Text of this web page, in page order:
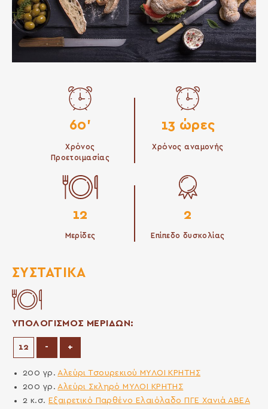
60'
Χρόνος
Προετοιμασίας
13 ώρες
Χρόνος αναμονής
12
Μερίδες
2
Επίπεδο δυσκολίας
ΣΥΣΤΑΤΙΚΆ
ΥΠΟΛΟΓΙΣΜΟΣ ΜΕΡΙΔΩΝ:
- Μείωση μερίδων
+Αύξηση μερίδων
200 γρ. Αλεύρι Τσουρεκιού ΜΥΛΟΙ ΚΡΗΤΗΣ
200 γρ. Αλεύρι Σκληρό ΜΥΛΟΙ ΚΡΗΤΗΣ
2 κ.σ. Εξαιρετικό Παρθένο Ελαιόλαδο ΠΓΕ Χανιά ΑΒΕΑ